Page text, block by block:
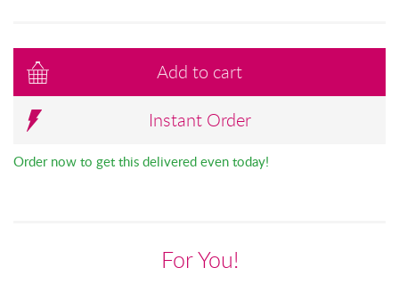
Add to cart
Instant Order
Order now to get this delivered even today!
For You!